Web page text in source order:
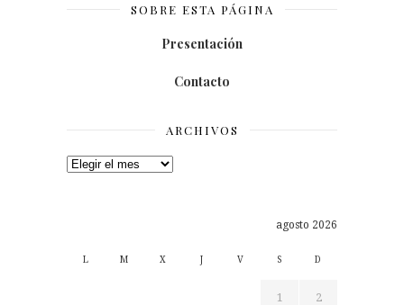
SOBRE ESTA PÁGINA
Presentación
Contacto
ARCHIVOS
Archivos
agosto 2026
L M X J V S D
1 2